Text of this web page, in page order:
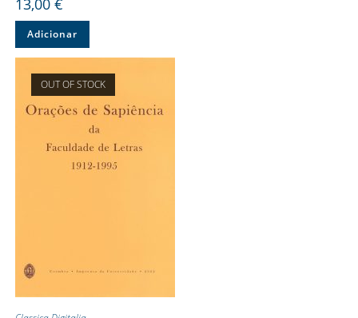
Adicionar
OUT OF STOCK